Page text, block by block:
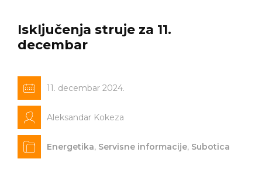
Isključenja struje za 11.
decembar
11. decembar 2024.
Aleksandar Kokeza
Energetika, Servisne informacije, Subotica